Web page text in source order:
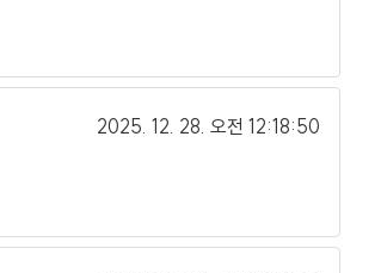
2025. 12. 28. 오전 12:18:50